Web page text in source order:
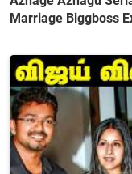
Marriage Biggboss